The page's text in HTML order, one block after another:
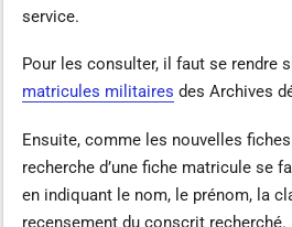
service.
Pour les consulter, il faut se rendre
matricules militaires des Archives
Ensuite, comme les nouvelles
recherche d’une fiche matricule se
en indiquant le nom, le prénom, la
recensement du conscrit recherché.